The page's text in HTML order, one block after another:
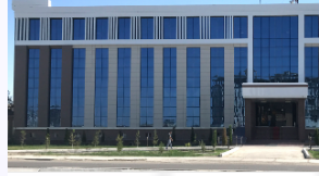
korxonasi”
AJ
“Buxoro
hududiy